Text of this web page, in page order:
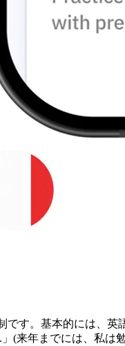
す。基本的には、英
」(来年までには、私